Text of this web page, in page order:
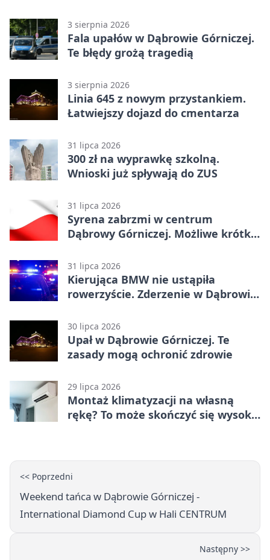
3 sierpnia 2026
Fala upałów w Dąbrowie Górniczej.
Te błędy grożą tragedią
3 sierpnia 2026
Linia 645 z nowym przystankiem.
Łatwiejszy dojazd do cmentarza
31 lipca 2026
300 zł na wyprawkę szkolną.
Wnioski już spływają do ZUS
31 lipca 2026
Syrena zabrzmi w centrum
Dąbrowy Górniczej. Możliwe krótkie
31 lipca 2026
Kierująca BMW nie ustąpiła
rowerzyście. Zderzenie w Dąbrowie
30 lipca 2026
Upał w Dąbrowie Górniczej. Te
zasady mogą ochronić zdrowie
29 lipca 2026
Montaż klimatyzacji na własną
rękę? To może skończyć się wysoką
<< Poprzedni
Weekend tańca w Dąbrowie Górniczej -
International Diamond Cup w Hali CENTRUM
Następny >>